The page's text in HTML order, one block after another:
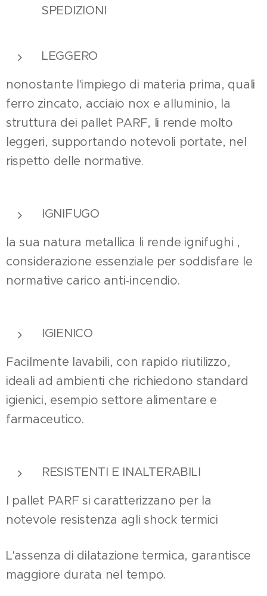
SPEDIZIONI
LEGGERO
nonostante l'impiego di materia prima, quali
ferro zincato, acciaio nox e alluminio, la
struttura dei pallet PARF, li rende molto
leggeri, supportando notevoli portate, nel
rispetto delle normative.
IGNIFUGO
la sua natura metallica li rende ignifughi ,
considerazione essenziale per soddisfare le
normative carico anti-incendio.
IGIENICO
Facilmente lavabili, con rapido riutilizzo,
ideali ad ambienti che richiedono standard
igienici, esempio settore alimentare e
farmaceutico.
RESISTENTI E INALTERABILI
I pallet PARF si caratterizzano per la
notevole resistenza agli shock termici
L'assenza di dilatazione termica, garantisce
maggiore durata nel tempo.